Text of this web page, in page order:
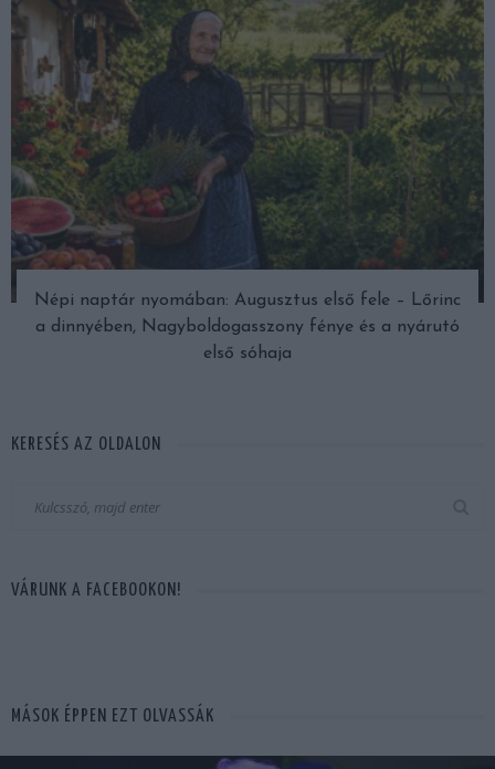
Népi naptár nyomában: Augusztus első fele – Lőrinc
a dinnyében, Nagyboldogasszony fénye és a nyárutó
első sóhaja
KERESÉS AZ OLDALON
VÁRUNK A FACEBOOKON!
MÁSOK ÉPPEN EZT OLVASSÁK